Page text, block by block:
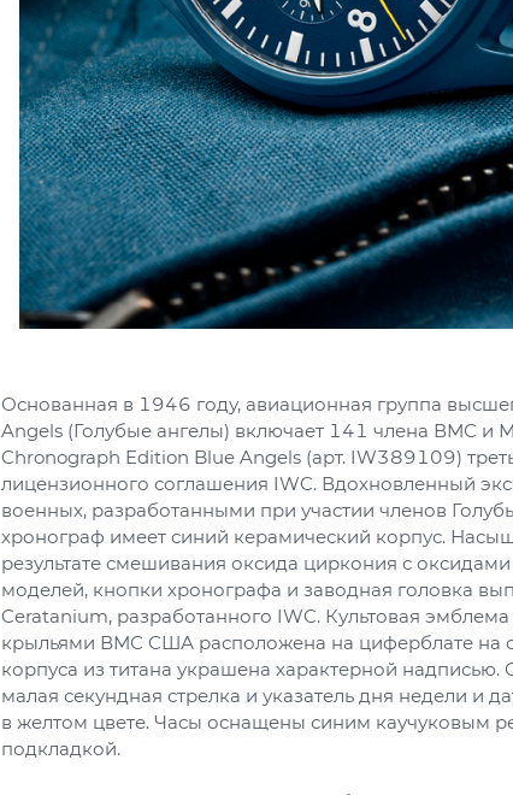
Основанная в 1946 году, авиационная группа
Angels (Голубые ангелы) включает 141 члена ВМС и
Chronograph Edition Blue Angels (арт. IW389109)
лицензионного соглашения IWC. Вдохновленный
военных, разработанными при участии членов
хронограф имеет синий керамический корпус.
результате смешивания оксида циркония с
моделей, кнопки хронографа и заводная головка
Ceratanium, разработанного IWC. Культовая
крыльями ВМС США расположена на циферблате на
корпуса из титана украшена характерной надписью.
малая секундная стрелка и указатель дня недели и
в желтом цвете. Часы оснащены синим каучуковым
подкладкой.